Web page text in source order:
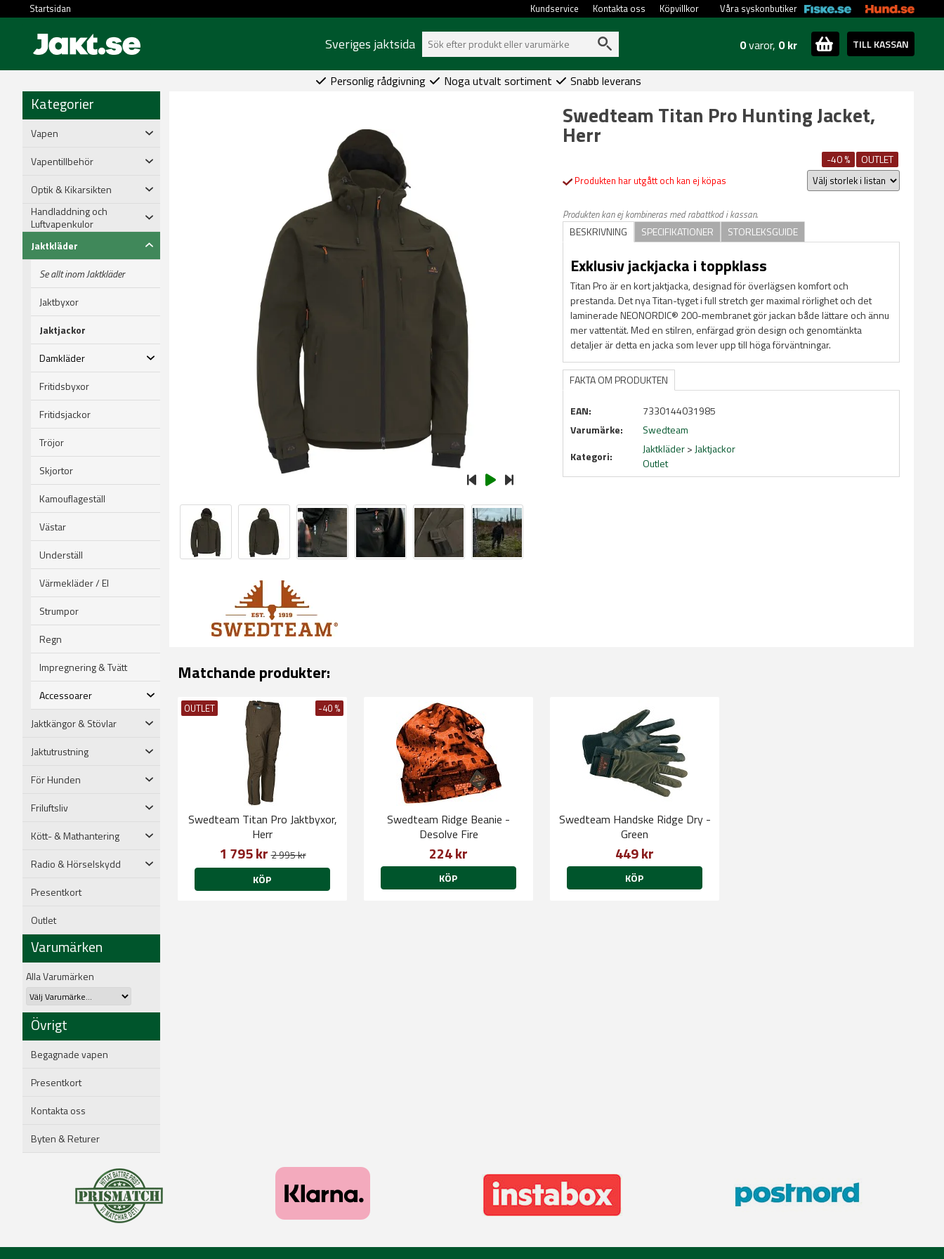
Startsidan Våra syskonbutiker
Köpvillkor
Kontakta oss
Kundservice
Sveriges jaktsida 0varor, 0 kr TILL KASSAN
Personlig rådgivning Noga utvalt sortiment Snabb leverans
Kategorier
Vapen
Vapentillbehör
Optik & Kikarsikten
Handladdning och
Luftvapenkulor
Jaktkläder
Se allt inom Jaktkläder
Jaktbyxor
Jaktjackor
Damkläder
Fritidsbyxor
Fritidsjackor
Tröjor
Skjortor
Kamouflageställ
Västar
Underställ
Värmekläder / El
Strumpor
Regn
Impregnering & Tvätt
Accessoarer
Jaktkängor & Stövlar
Jaktutrustning
För Hunden
Friluftsliv
Kött- & Mathantering
Radio & Hörselskydd
Presentkort
Outlet
Varumärken
Alla Varumärken
Övrigt
Begagnade vapen
Presentkort
Kontakta oss
Byten & Returer
Swedteam Titan Pro Hunting Jacket,
Herr
-40 % OUTLET
Produkten har utgått och kan ej köpas
Produkten kan ej kombineras med rabattkod i kassan.
BESKRIVNING SPECIFIKATIONER STORLEKSGUIDE
Exklusiv jackjacka i toppklass
Titan Pro är en kort jaktjacka, designad för överlägsen komfort och
prestanda. Det nya Titan-tyget i full stretch ger maximal rörlighet och det
laminerade NEONORDIC® 200-membranet gör jackan både lättare och ännu
mer vattentät. Med en stilren, enfärgad grön design och genomtänkta
detaljer är detta en jacka som lever upp till höga förväntningar.
FAKTA OM PRODUKTEN
EAN:
7330144031985
Varumärke:
Swedteam
Kategori:
Jaktkläder> Jaktjackor
Outlet
Matchande produkter:
OUTLET -40 %
Swedteam Titan Pro Jaktbyxor,
Herr
1 795 kr2 995 kr
KÖP
Swedteam Ridge Beanie -
Desolve Fire
224 kr
KÖP
Swedteam Handske Ridge Dry -
Green
449 kr
KÖP